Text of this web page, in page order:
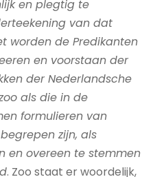
en plegtig te
van dat
worden de Predikanten
en voorstaan der
der Nederlandsche
als die in de
formulieren van
zijn, als
en overeen te stemmen
. Zoo staat er woordelijk,